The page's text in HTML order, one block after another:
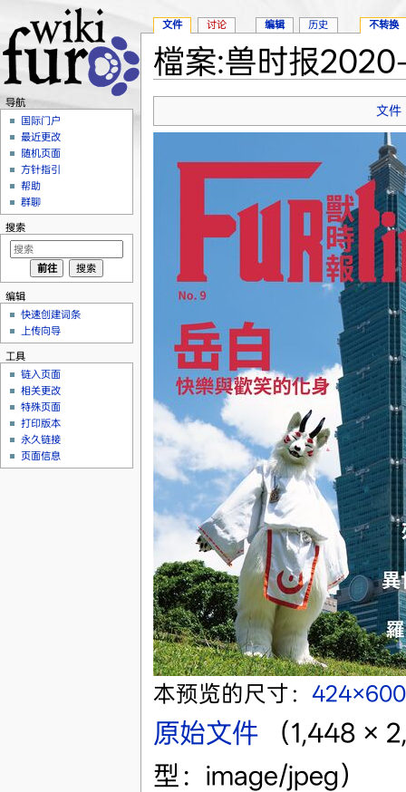
檔案:兽时报
文件
本预览的尺寸：
原始文件‎
（1,448 ×
型：image/jpeg）
文件 讨论 编辑 历史 不转换
导航
国际门户
最近更改
随机页面
方针指引
帮助
群聊
搜索
编辑
快速创建词条
上传向导
工具
链入页面
相关更改
特殊页面
打印版本
永久链接
页面信息